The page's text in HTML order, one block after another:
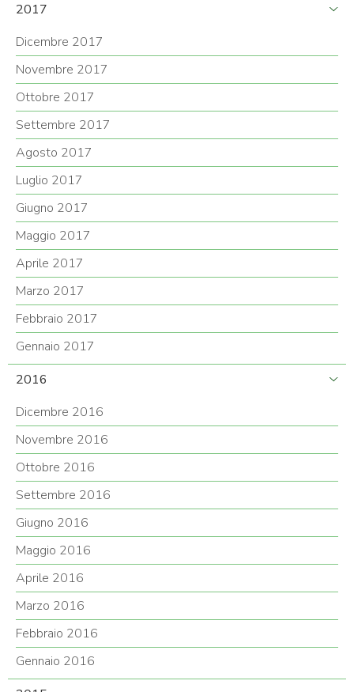
2017
Dicembre 2017
Novembre 2017
Ottobre 2017
Settembre 2017
Agosto 2017
Luglio 2017
Giugno 2017
Maggio 2017
Aprile 2017
Marzo 2017
Febbraio 2017
Gennaio 2017
2016
Dicembre 2016
Novembre 2016
Ottobre 2016
Settembre 2016
Giugno 2016
Maggio 2016
Aprile 2016
Marzo 2016
Febbraio 2016
Gennaio 2016